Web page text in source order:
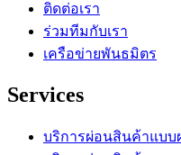
ติดต่อเรา
ร่วมทีมกับเรา
เครือข่ายพันธมิตร
Services
บริการผ่อนสินค้าแบบ